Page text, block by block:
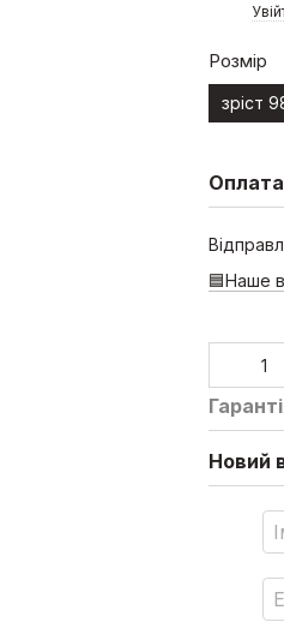
Розмір
зріст
Оплата
🟦Наше
Новий